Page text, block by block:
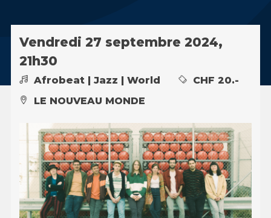
Vendredi 27 septembre 2024,
21h30
Afrobeat | Jazz | World
CHF 20.-
LE NOUVEAU MONDE